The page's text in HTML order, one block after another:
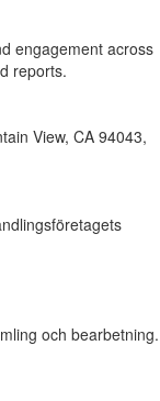
engagement across
reports.
View, CA 94043,
och bearbetning.